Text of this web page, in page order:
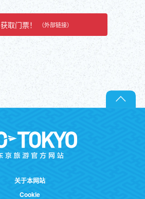
获取门票！ （外部链接）
关于本网站
Cookie